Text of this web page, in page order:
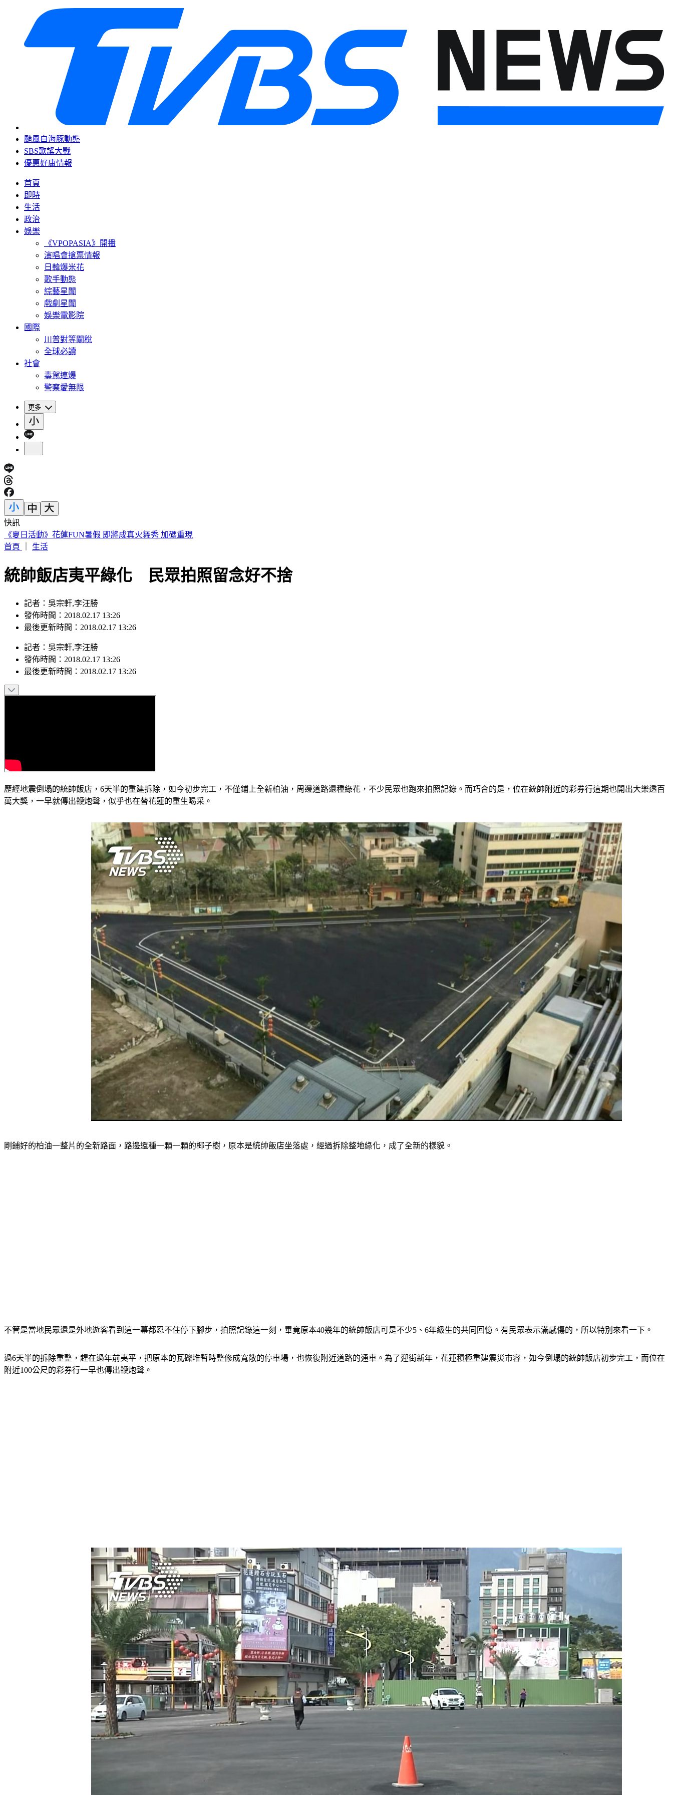
颱風白海豚動態
SBS歌謠大戰
優惠好康情報
首頁
即時
生活
政治
娛樂
《VPOPASIA》開播
演唱會搶票情報
日韓爆米花
歌手動態
綜藝星聞
戲劇星聞
娛樂電影院
國際
川普對等關稅
全球必讀
社會
毒駕連爆
警察愛無限
更多
快訊
《夏日活動》花蓮FUN暑假 即將成真火舞秀 加碼重現
首頁
生活
統帥飯店夷平綠化 民眾拍照留念好不捨
記者：吳宗軒,李汪勝
發佈時間：2018.02.17 13:26
最後更新時間：2018.02.17 13:26
記者 ： 吳宗軒,李汪勝
發佈時間： 2018.02.17 13:26
最後更新時間： 2018.02.17 13:26
歷經地震倒塌的統帥飯店，6天半的重建拆除，如今初步完工，不僅鋪上全新柏油，周邊道路還種綠花，不少民眾也跑來拍照記錄。而巧合的是，位在統帥附近的彩券行這期也開出大樂透百
萬大獎，一早就傳出鞭炮聲，似乎也在替花蓮的重生喝采。
剛鋪好的柏油一整片的全新路面，路邊還種一顆一顆的椰子樹，原本是統帥飯店坐落處，經過拆除整地綠化，成了全新的樣貌。
不管是當地民眾還是外地遊客看到這一幕都忍不住停下腳步，拍照記錄這一刻，畢竟原本40幾年的統帥飯店可是不少5、6年級生的共同回憶。有民眾表示滿感傷的，所以特別來看一下。
過6天半的拆除重整，趕在過年前夷平，把原本的瓦礫堆暫時整修成寬敞的停車場，也恢復附近道路的通車。為了迎街新年，花蓮積極重建震災市容，如今倒塌的統帥飯店初步完工，而位在
附近100公尺的彩券行一早也傳出鞭炮聲。